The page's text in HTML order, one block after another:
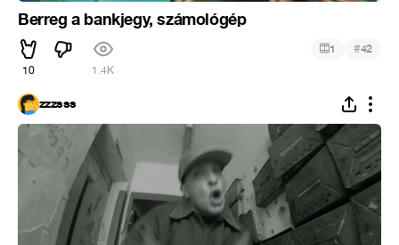
Berreg a bankjegy, számológép
10 1.4K
1 #42
zzzsss